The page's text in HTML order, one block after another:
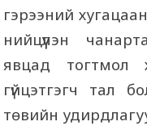
гэрээний
нийцүүлэн
явцад тогтмол
гүйцэтгэгч тал
төвийн